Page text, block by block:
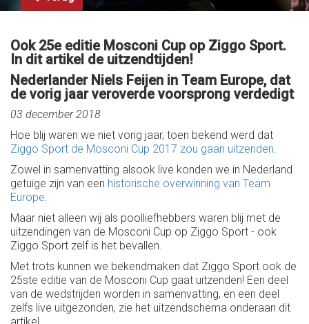
Ook 25e editie Mosconi Cup op Ziggo Sport.
In dit artikel de uitzendtijden!
Nederlander Niels Feijen in Team Europe, dat
de vorig jaar veroverde voorsprong verdedigt
03 december 2018
Hoe blij waren we niet vorig jaar, toen bekend werd dat
Ziggo Sport de Mosconi Cup 2017 zou gaan uitzenden.
Zowel in samenvatting alsook live konden we in Nederland
getuige zijn van een historische overwinning van Team
Europe.
Maar niet alleen wij als poolliefhebbers waren blij met de
uitzendingen van de Mosconi Cup op Ziggo Sport - ook
Ziggo Sport zelf is het bevallen.
Met trots kunnen we bekendmaken dat Ziggo Sport ook de
25ste editie van de Mosconi Cup gaat uitzenden! Een deel
van de wedstrijden worden in samenvatting, en een deel
zelfs live uitgezonden, zie het uitzendschema onderaan dit